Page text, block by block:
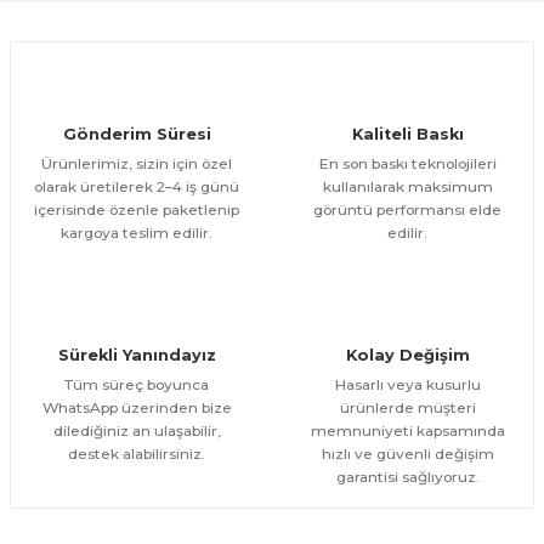
Eskitme Detaylı Mavi Ekru Çiçek 3 Parça Pleksi Aynalı Tablo
1.000,00 TL
800,00 TL
ÜRÜNÜ İNCELE
%13
800,00 TL %13
Evinemoda
Gönderim Süresi
Ürünlerimiz, sizin için özel
olarak üretilerek 2–4 iş günü
içerisinde özenle paketlenip
kargoya teslim edilir.
Kaliteli Baskı
En son baskı teknolojileri
kullanılarak maksimum
görüntü performansı elde
edilir.
Sürekli Yanındayız
Tüm süreç boyunca
WhatsApp üzerinden bize
dilediğiniz an ulaşabilir,
destek alabilirsiniz.
Kolay Değişim
Hasarlı veya kusurlu
ürünlerde müşteri
memnuniyeti kapsamında
hızlı ve güvenli değişim
garantisi sağlıyoruz.